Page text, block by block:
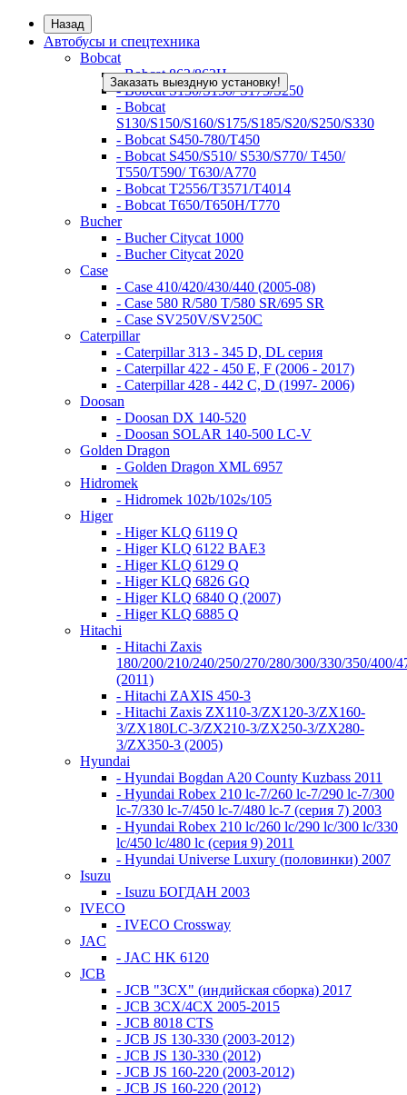
Назад
Автобусы и спецтехника
Bobcat
- Bobcat 863/863H
- Bobcat S130/S150/ S175/S250
- Bobcat
S130/S150/S160/S175/S185/S20/S250/S330
- Bobcat S450-780/Т450
- Bobcat S450/S510/ S530/S770/ T450/
T550/T590/ T630/A770
- Bobcat T2556/T3571/T4014
- Bobcat T650/T650H/T770
Bucher
- Bucher Citycat 1000
- Bucher Citycat 2020
Case
- Case 410/420/430/440 (2005-08)
- Case 580 R/580 T/580 SR/695 SR
- Case SV250V/SV250C
Caterpillar
- Caterpillar 313 - 345 D, DL серия
- Caterpillar 422 - 450 E, F (2006 - 2017)
- Caterpillar 428 - 442 C, D (1997- 2006)
Doosan
- Doosan DX 140-520
- Doosan SOLAR 140-500 LC-V
Golden Dragon
- Golden Dragon XML 6957
Hidromek
- Hidromek 102b/102s/105
Higer
- Higer KLQ 6119 Q
- Higer KLQ 6122 BAE3
- Higer KLQ 6129 Q
- Higer KLQ 6826 GQ
- Higer KLQ 6840 Q (2007)
- Higer KLQ 6885 Q
Hitachi
- Hitachi Zaxis
180/200/210/240/250/270/280/300/330/350/400/
(2011)
- Hitachi ZAXIS 450-3
- Hitachi Zaxis ZX110-3/ZX120-3/ZX160-
3/ZX180LC-3/ZX210-3/ZX250-3/ZX280-
3/ZX350-3 (2005)
Hyundai
- Hyundai Bogdan A20 County Kuzbass 2011
- Hyundai Robex 210 lc-7/260 lc-7/290 lc-7/300
lc-7/330 lc-7/450 lc-7/480 lc-7 (серия 7) 2003
- Hyundai Robex 210 lc/260 lc/290 lc/300 lc/330
lc/450 lc/480 lc (серия 9) 2011
- Hyundai Universe Luxury (половинки) 2007
Isuzu
- Isuzu БОГДАН 2003
IVECO
- IVECO Crossway
JAC
- JAC HK 6120
JCB
- JCB "3СХ" (индийская сборка) 2017
- JCB 3СХ/4СХ 2005-2015
- JCB 8018 CTS
- JCB JS 130-330 (2003-2012)
- JCB JS 130-330 (2012)
- JCB JS 160-220 (2003-2012)
- JCB JS 160-220 (2012)
Заказать выездную установку!